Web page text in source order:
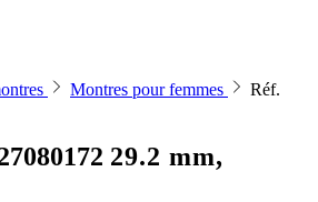
Montres pour femmes
Réf.
29.2 mm,